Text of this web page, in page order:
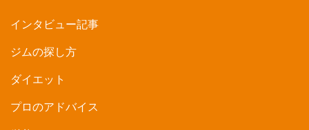
インタビュー記事
ジムの探し方
ダイエット
プロのアドバイス